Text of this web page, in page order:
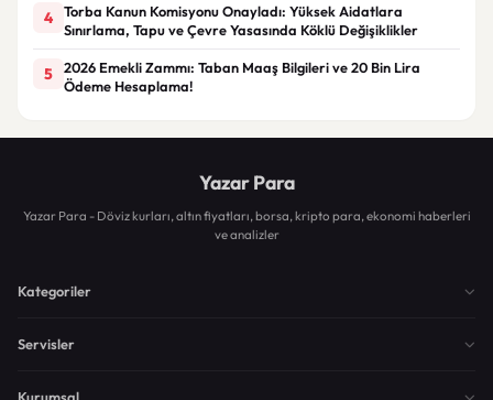
4
Torba Kanun Komisyonu Onayladı: Yüksek Aidatlara
Sınırlama, Tapu ve Çevre Yasasında Köklü Değişiklikler
5
2026 Emekli Zammı: Taban Maaş Bilgileri ve 20 Bin Lira
Ödeme Hesaplama!
Yazar Para
Yazar Para - Döviz kurları, altın fiyatları, borsa, kripto para, ekonomi haberleri
ve analizler
Kategoriler
Servisler
Kurumsal